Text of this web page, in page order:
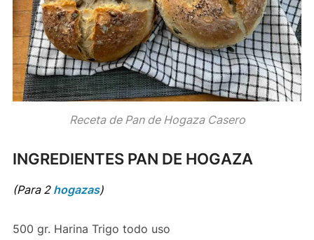
Receta de Pan de Hogaza Casero
INGREDIENTES PAN DE HOGAZA
(Para 2 hogazas)
500 gr. Harina Trigo todo uso